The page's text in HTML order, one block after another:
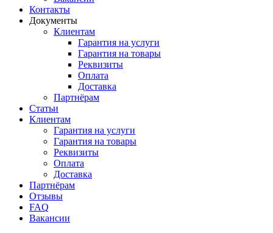
Контакты
Документы
Клиентам
Гарантия на услуги
Гарантия на товары
Реквизиты
Оплата
Доставка
Партнёрам
Статьи
Клиентам
Гарантия на услуги
Гарантия на товары
Реквизиты
Оплата
Доставка
Партнёрам
Отзывы
FAQ
Вакансии